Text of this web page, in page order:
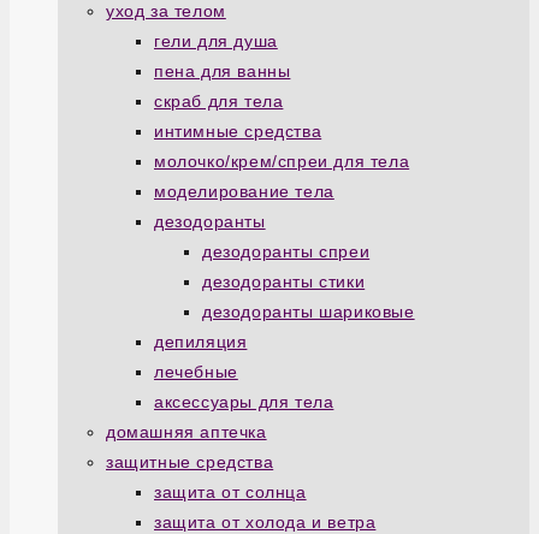
уход за телом
гели для душа
пена для ванны
скраб для тела
интимные средства
молочко/крем/спреи для тела
моделирование тела
дезодоранты
дезодоранты спреи
дезодоранты стики
дезодоранты шариковые
депиляция
лечебные
аксессуары для тела
домашняя аптечка
защитные средства
защита от солнца
защита от холода и ветра